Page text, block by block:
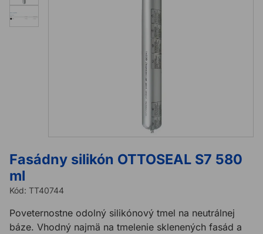
Fasádny silikón OTTOSEAL S7 580
ml
Kód: TT40744
Poveternostne odolný silikónový tmel na neutrálnej
báze. Vhodný najmä na tmelenie sklenených fasád a